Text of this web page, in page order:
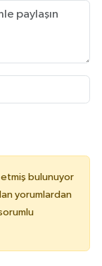
bulunuyor
yorumlardan